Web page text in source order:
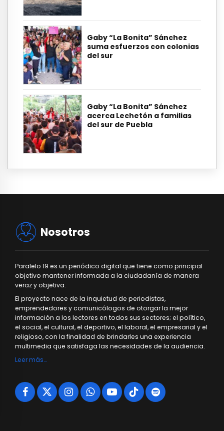
Gaby “La Bonita” Sánchez
suma esfuerzos con colonias
del sur
Gaby “La Bonita” Sánchez
acerca Lechetón a familias
del sur de Puebla
Nosotros
Paralelo 19 es un periódico digital que tiene como principal
objetivo mantener informada a la ciudadanía de manera
veraz y objetiva.
El proyecto nace de la inquietud de periodistas,
emprendedores y comunicólogos de otorgar la mejor
información a los lectores en todos sus sectores; el político,
el social, el cultural, el deportivo, el laboral, el empresarial y el
religioso, con la finalidad de brindarles una experiencia
multimedia que satisfaga las necesidades de la audiencia.
Leer más…